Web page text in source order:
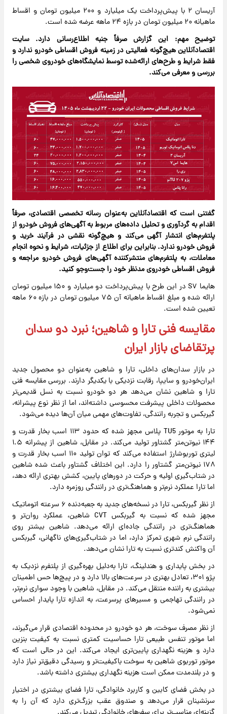
آریسان ۲ با پیش‌پرداخت یک میلیارد و ۲۰۰ میلیون تومان و اقساط
ماهیانه ۲۰ میلیون تومان در بازه ۲۴ ماهه عرضه شده است.
توضیح مهم: این گزارش صرفاً جنبه اطلاع‌رسانی دارد. سایت
اقتصادآنلاین هیچ‌گونه فعالیتی در زمینه فروش اقساطی خودرو ندارد و
فقط شرایط و طرح‌های ارائه‌شده توسط نمایشگاه‌های خودروی شخصی را
بررسی و معرفی می‌کند.
گفتنی است که اقتصادآنلاین به‌عنوان رسانه‌ تخصصی اقتصادی، صرفاً
اقدام به گردآوری و تحلیل داده‌های مربوط به آگهی‌های فروش خودرو از
پلتفرم‌های انتشار آگهی می‌کند و هیچ‌گونه نقشی در فرآیند خرید و
فروش خودرو ندارد. بنابراین برای اطلاع از جزئیات، شرایط و نحوه انجام
معاملات، به پلتفرم‌های منتشرکننده آگهی‌های فروش خودرو مراجعه و
فروش اقساطی خودروی مدنظر خود را جست‌وجو کنید.
هایما S۷ در این طرح با پیش‌پرداخت دو میلیارد و ۱۵۰ میلیون تومان
ارائه شده و مبلغ اقساط ماهیانه آن ۷۵ میلیون تومان در بازه ۶۰ ماهه
تعیین شده است.
مقایسه فنی تارا و شاهین؛ نبرد دو سدان
پرتقاضای بازار ایران
در بازار سدان‌های داخلی، تارا و شاهین به‌عنوان دو محصول جدید
ایران‌خودرو و سایپا، رقابت نزدیکی با یکدیگر دارند. بررسی مقایسه فنی
تارا و شاهین نشان می‌دهد هر دو خودرو نسبت به نسل قدیمی‌تر
محصولات داخلی پیشرفت محسوسی داشته‌اند، اما از نظر نوع پیشرانه،
گیربکس و تجربه رانندگی، تفاوت‌های مهمی میان آن‌ها دیده می‌شود.
تارا به موتور TU5 پلاس مجهز شده که حدود ۱۱۳ اسب بخار قدرت و
۱۴۴ نیوتن‌متر گشتاور تولید می‌کند. در مقابل، شاهین از پیشرانه ۱.۵
لیتری توربوشارژ استفاده می‌کند که توان تولید ۱۱۰ اسب بخار قدرت و
۱۷۸ نیوتن‌متر گشتاور را دارد. این اختلاف گشتاور باعث شده شاهین
در شتاب‌گیری اولیه و حرکت در دورهای پایین، کشش بهتری ارائه دهد،
اما تارا عملکرد نرم‌تر و هماهنگ‌تری در رانندگی روزمره دارد.
از نظر گیربکس، تارا در نسخه‌های جدید به جعبه‌دنده ۶ سرعته اتوماتیک
مجهز شده که نسبت به گیربکس CVT شاهین، عملکرد روان‌تر و
هماهنگ‌تری در رانندگی جاده‌ای ارائه می‌دهد. شاهین بیشتر روی
رانندگی نرم شهری تمرکز دارد، اما در شتاب‌گیری‌های ناگهانی، گیربکس
آن واکنش کندتری نسبت به تارا نشان می‌دهد.
در بخش پایداری و هندلینگ، تارا به‌دلیل بهره‌گیری از پلتفرم نزدیک به
پژو ۳۰۱، تعادل بهتری در سرعت‌های بالا دارد و در پیچ‌ها حس اطمینان
بیشتری به راننده منتقل می‌کند. در مقابل، شاهین با وجود سواری نرم‌تر،
در رانندگی تهاجمی و مسیرهای پرسرعت، به اندازه تارا پایدار احساس
نمی‌شود.
از نظر مصرف سوخت، هر دو خودرو در محدوده اقتصادی قرار می‌گیرند،
اما موتور تنفس طبیعی تارا حساسیت کمتری نسبت به کیفیت بنزین
دارد و هزینه نگهداری پایین‌تری ایجاد می‌کند. این در حالی است که
موتور توربوی شاهین به سوخت باکیفیت‌تر و رسیدگی دقیق‌تر نیاز دارد
و در بلندمدت ممکن است هزینه نگهداری بیشتری داشته باشد.
در بخش فضای کابین و کاربرد خانوادگی، تارا فضای بیشتری در اختیار
سرنشینان قرار می‌دهد و صندوق عقب بزرگ‌تری دارد که آن را به